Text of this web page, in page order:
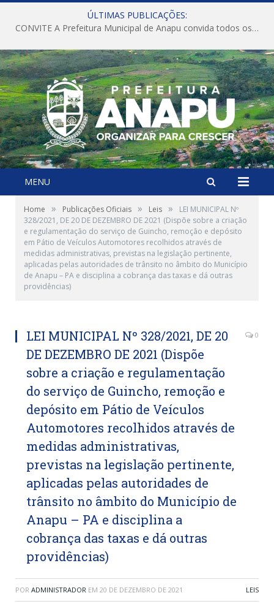
ÚLTIMAS PUBLICAÇÕES:
CONVITE A Prefeitura Municipal de Anapu convida todos os servidores públicos municipais para participarem da Audiência Pública de discussão da Lei de Diretrizes Orçamentárias (LDO), importante instrumento de planejamento das ações e investimentos da Administração Pública para o próximo exercício financeiro.
MENU
Home » Publicações Oficiais » Leis »
LEI MUNICIPAL Nº
328/2021, DE 20 DE DEZEMBRO DE 2021 (Dispõe sobre a criação
e regulamentação do serviço de Guincho, remoção e depósito
em Pátio de Veículos Automotores recolhidos através de
medidas administrativas, previstas na legislação pertinente,
aplicadas pelas autoridades de trânsito no âmbito do Município
de Anapu – PA e disciplina a cobrança das taxas e dá outras
providências)
LEI MUNICIPAL Nº 328/2021, DE 20
DE DEZEMBRO DE 2021 (Dispõe
sobre a criação e regulamentação
do serviço de Guincho, remoção e
depósito em Pátio de Veículos
Automotores recolhidos através de
medidas administrativas,
previstas na legislação pertinente,
aplicadas pelas autoridades de
trânsito no âmbito do Município de
Anapu – PA e disciplina a
cobrança das taxas e dá outras
providências)
0
POR ADMINISTRADOR EM 20 DE DEZEMBRO DE 2021 LEIS